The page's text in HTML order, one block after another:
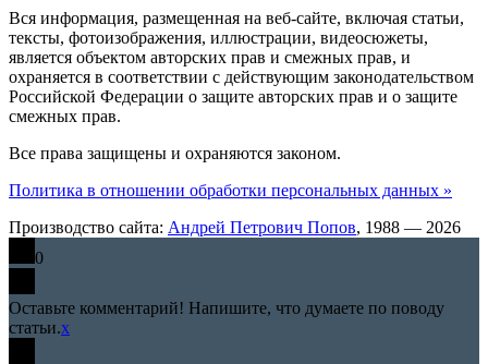
Вся информация, размещенная на веб-сайте, включая статьи,
тексты, фотоизображения, иллюстрации, видеосюжеты,
является объектом авторских прав и смежных прав, и
охраняется в соответствии с действующим законодательством
Российской Федерации о защите авторских прав и о защите
смежных прав.
Все права защищены и охраняются законом.
Политика в отношении обработки персональных данных »
Производство сайта: Андрей Петрович Попов, 1988 — 2026
0
Оставьте комментарий! Напишите, что думаете по поводу
статьи.x